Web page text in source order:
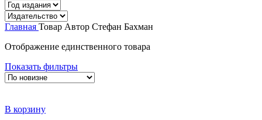
Главная Товар Автор Стефан Бахман
Отображение единственного товара
Показать фильтры
В корзину